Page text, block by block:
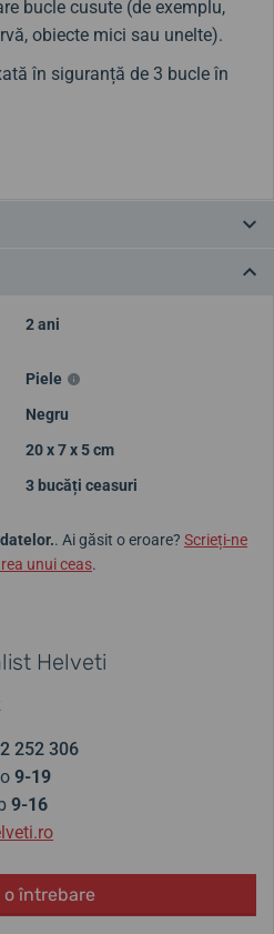
bucle cusute (de exemplu,
obiecte mici sau unelte).
în siguranță de 3 bucle în
2 ani
Piele
Negru
20 x 7 x 5 cm
3 bucăți ceasuri
. Ai găsit o eroare? Scrieți-ne
unui ceas.
Helveti
252 306
9-19
9-16
o întrebare